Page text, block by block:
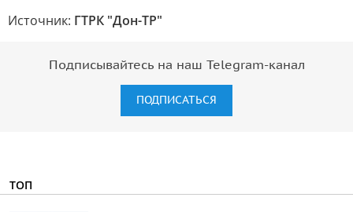
Источник: ГТРК "Дон-ТР"
Подписывайтесь на наш Telegram-канал
ПОДПИСАТЬСЯ
ТОП